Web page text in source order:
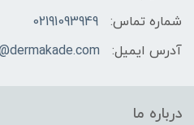
شماره تماس:
02191093949
آدرس ایمیل:
درباره ما